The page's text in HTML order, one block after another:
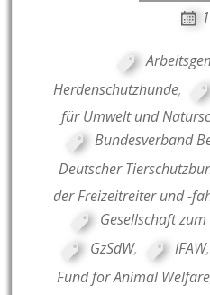
Herdenschutzhunde,
für Umwelt und
Bundesverband
Deutscher
der Freizeitreiter und -
Gesellschaft
GzSdW, IFAW,
Fund for Animal Welfare